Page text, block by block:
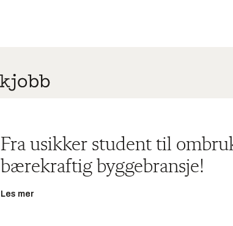
Fra usikker student til
bærekraftig byggebransje!
Les mer